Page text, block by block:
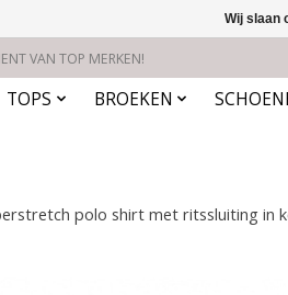
VAN TOP MERKEN!
TOPS BROEKEN
polo shirt met ritssluiting in
Wij slaan